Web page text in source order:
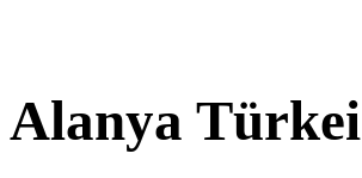
Alanya Türkei